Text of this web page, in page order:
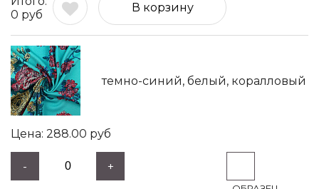
0 руб
В корзину
темно-синий, белый, коралловый
288.00 руб
- +